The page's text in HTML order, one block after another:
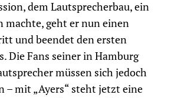
dem Lautsprecherbau, ein
machte, geht er nun einen
und beendet den ersten
Die Fans seiner in Hamburg
müssen sich jedoch
– mit „Ayers“ steht jetzt eine